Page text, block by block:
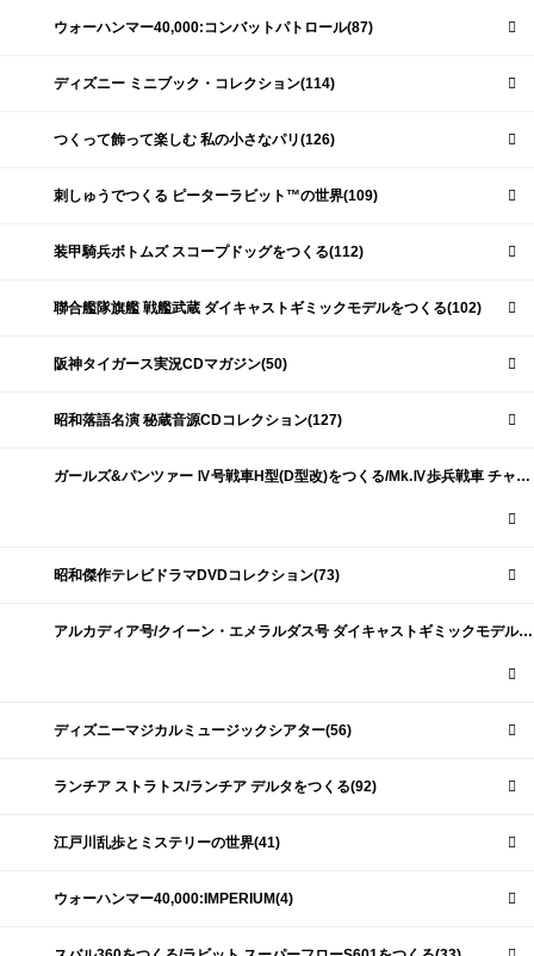
ウォーハンマー40,000:コンバットパトロール(87)
ディズニー ミニブック・コレクション(114)
つくって飾って楽しむ 私の小さなパリ(126)
刺しゅうでつくる ピーターラビット™の世界(109)
装甲騎兵ボトムズ スコープドッグをつくる(112)
聯合艦隊旗艦 戦艦武蔵 ダイキャストギミックモデルをつくる(102)
阪神タイガース実況CDマガジン(50)
昭和落語名演 秘蔵音源CDコレクション(127)
ガールズ&パンツァー Ⅳ号戦車H型(D型改)をつくる/Mk.Ⅳ歩兵戦車 チャーチルMk.Ⅶをつくる(191)
昭和傑作テレビドラマDVDコレクション(73)
アルカディア号/クイーン・エメラルダス号 ダイキャストギミックモデルをつくる(159)
ディズニーマジカルミュージックシアター(56)
ランチア ストラトス/ランチア デルタをつくる(92)
江戸川乱歩とミステリーの世界(41)
ウォーハンマー40,000:IMPERIUM(4)